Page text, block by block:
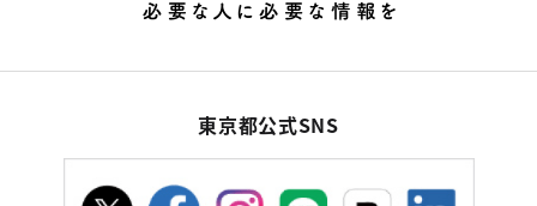
東京都公式SNS